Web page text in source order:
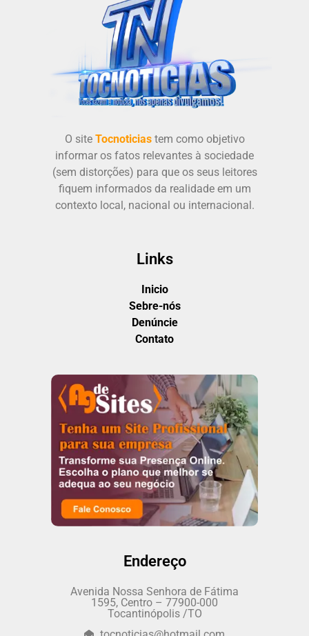
O site Tocnoticiastem como objetivo
informar os fatos relevantes à sociedade
(sem distorções) para que os seus leitores
fiquem informados da realidade em um
contexto local, nacional ou internacional.
Links
Inicio
Sebre-nós
Denúncie
Contato
Endereço
Avenida Nossa Senhora de Fátima
1595, Centro – 77900-000
Tocantinópolis /TO